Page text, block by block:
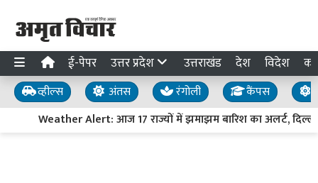
ई-पेपर उत्तर प्रदेश उत्तराखंड देश विदेश
व्हील्स अंतस रंगोली कैंपस
Weather Alert: आज 17 राज्यों में झमाझम बारिश का अलर्ट,